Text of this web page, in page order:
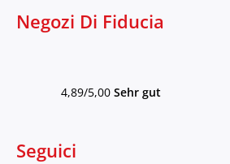
Negozi Di Fiducia
4,89/5,00 Sehr gut
Seguici